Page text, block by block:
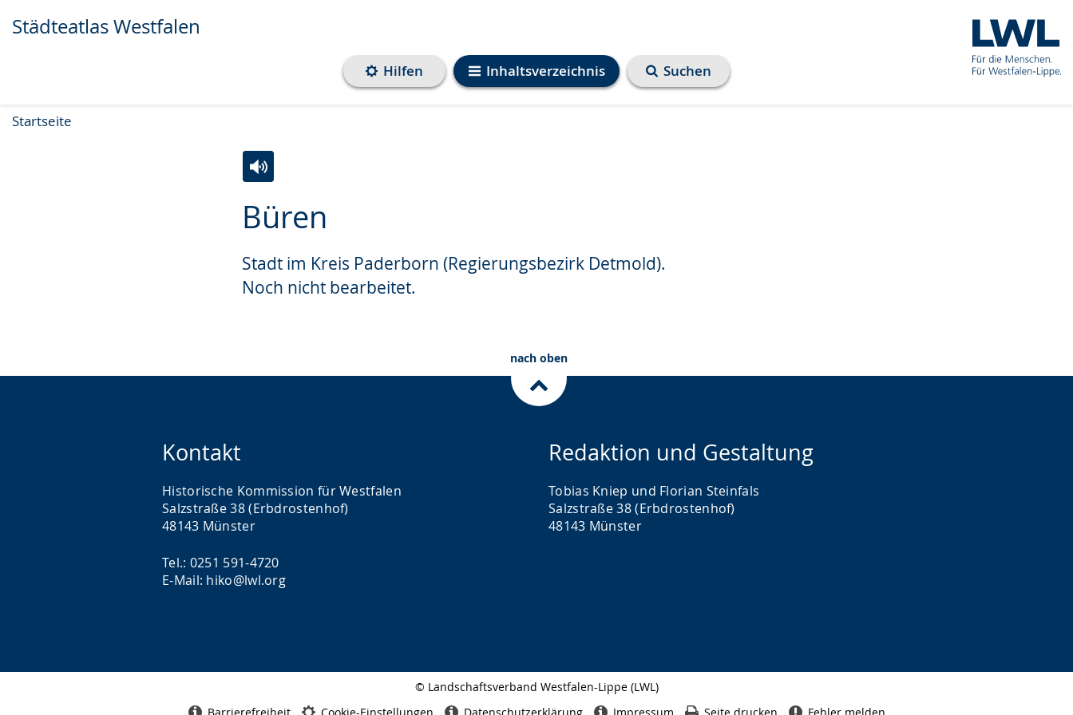
Transkript anzeigen
Abspielen
Pausieren
Städteatlas Westfalen
Inhaltsverzeichnis
Hilfen Suchen
Startseite
Büren
Stadt im Kreis Paderborn (Regierungsbezirk Detmold).
Noch nicht bearbeitet.
Leichten
wechseln.
Audio-
Video
Deutscher
Gebärdensprache
nach oben
Kontakt
Historische Kommission für Westfalen
Salzstraße 38 (Erbdrostenhof)
48143 Münster
Tel.: 0251 591-4720
E-Mail: hiko@lwl.org
Redaktion und Gestaltung
Tobias Kniep und Florian Steinfals
Salzstraße 38 (Erbdrostenhof)
48143 Münster
© Landschaftsverband Westfalen-Lippe (LWL)
Barrierefreiheit Cookie-Einstellungen Datenschutzerklärung Impressum Seite drucken Fehler melden